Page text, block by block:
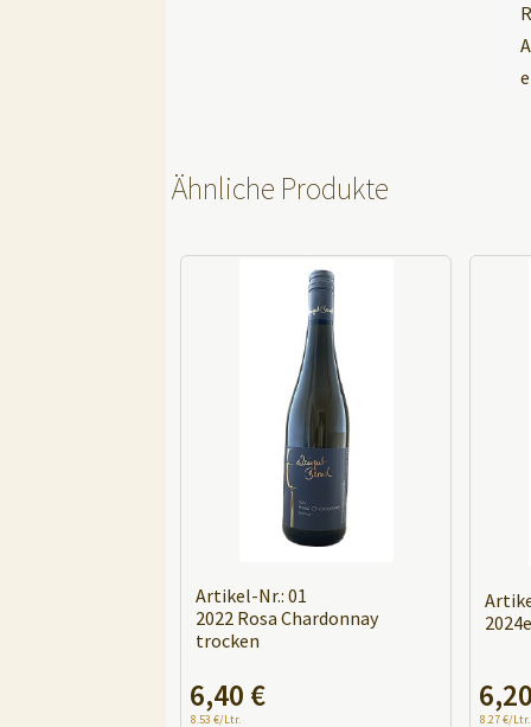
Ähnliche Produkte
Artikel-Nr.: 01
2022 Rosa Chardonnay
trocken
8.53 €/Ltr.
6,40 €
A
8.27 €/Ltr.